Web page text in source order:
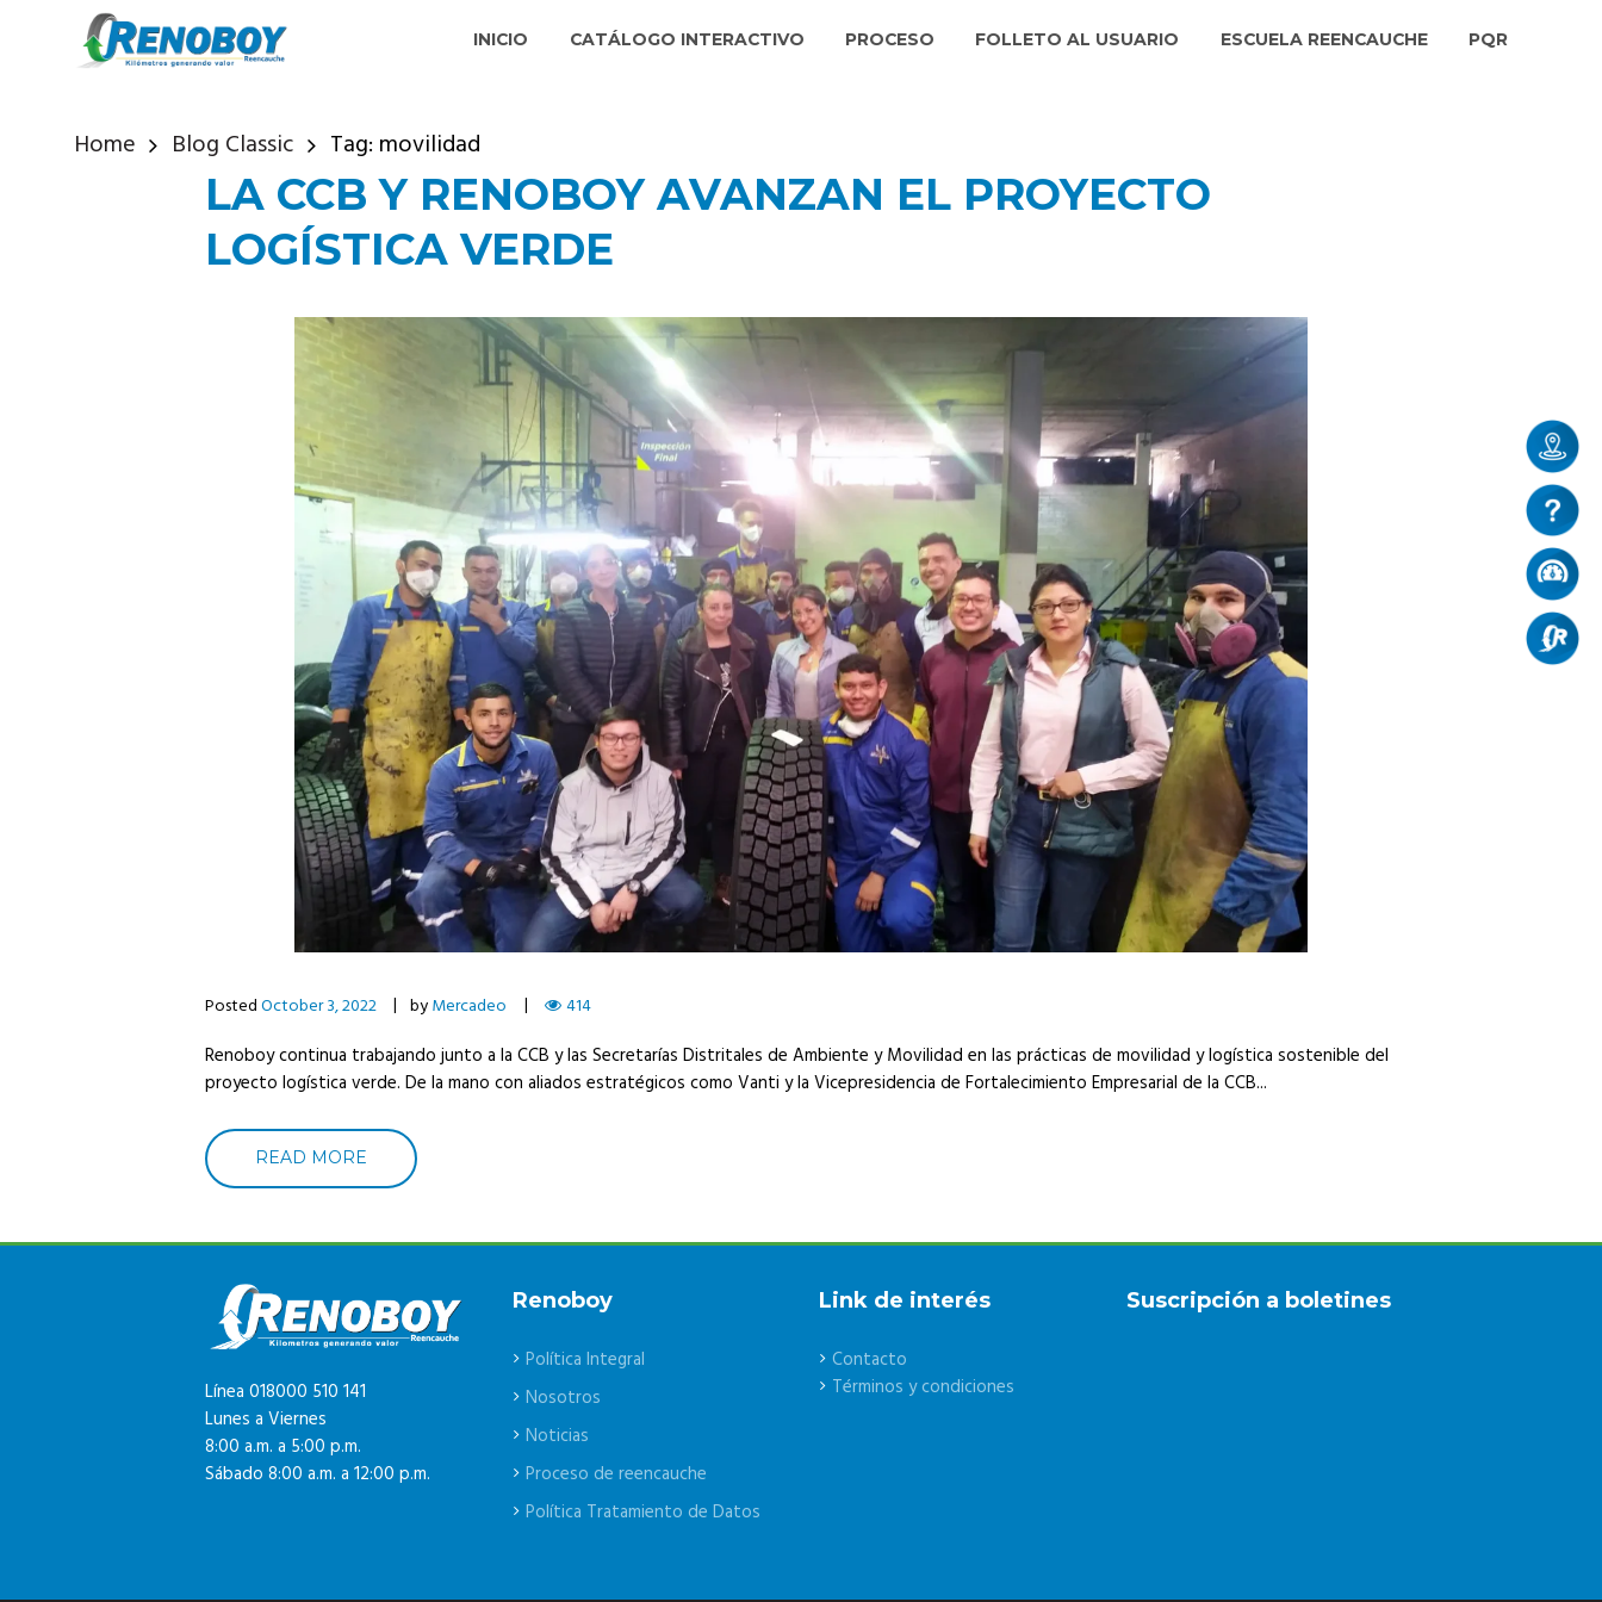
INICIO CATÁLOGO INTERACTIVO PROCESO FOLLETO AL USUARIO ESCUELA REENCAUCHE PQR
Home Blog Classic Tag: movilidad
LA CCB Y RENOBOY AVANZAN EL PROYECTO
LOGÍSTICA VERDE
PostedOctober 3, 2022 byMercadeo 414
Renoboy continua trabajando junto a la CCB y las Secretarías Distritales de Ambiente y Movilidad en las prácticas de movilidad y logística sostenible del
proyecto logística verde. De la mano con aliados estratégicos como Vanti y la Vicepresidencia de Fortalecimiento Empresarial de la CCB...
READ MORE
Línea 018000 510 141
Lunes a Viernes
8:00 a.m. a 5:00 p.m.
Sábado 8:00 a.m. a 12:00 p.m.
Renoboy
Política Integral
Nosotros
Noticias
Proceso de reencauche
Política Tratamiento de Datos
Link de interés
Contacto
Términos y condiciones
Suscripción a boletines